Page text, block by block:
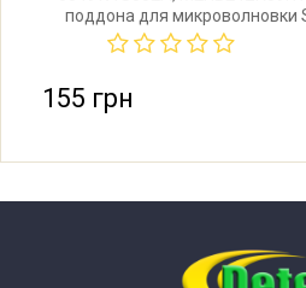
Samsung AGE1104TXT
Samsung AGE1104TXT/XAX
Samsung AGE613ST
поддона для микроволновки
Общая длина вала: 15 мм.
3/2,5W. Совершает 2,5/3
Производитель:
155 грн